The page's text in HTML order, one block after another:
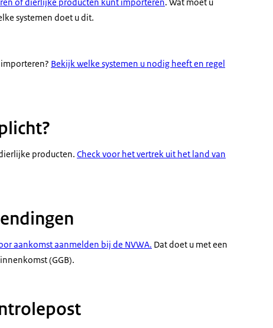
systemen doet u dit.
Bekijk welke systemen u nodig heeft en regel
producten. Check voor het vertrek uit het land van
aankomst aanmelden bij de NVWA. Dat doet u met een
(GGB).